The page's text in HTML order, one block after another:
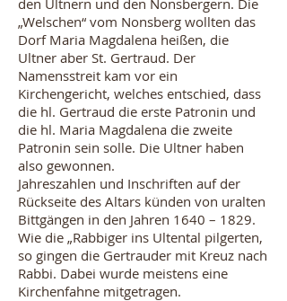
den Ultnern und den Nonsbergern. Die
„Welschen“ vom Nonsberg wollten das
Dorf Maria Magdalena heißen, die
Ultner aber St. Gertraud. Der
Namensstreit kam vor ein
Kirchengericht, welches entschied, dass
die hl. Gertraud die erste Patronin und
die hl. Maria Magdalena die zweite
Patronin sein solle. Die Ultner haben
also gewonnen.
Jahreszahlen und Inschriften auf der
Rückseite des Altars künden von uralten
Bittgängen in den Jahren 1640 – 1829.
Wie die „Rabbiger ins Ultental pilgerten,
so gingen die Gertrauder mit Kreuz nach
Rabbi. Dabei wurde meistens eine
Kirchenfahne mitgetragen.